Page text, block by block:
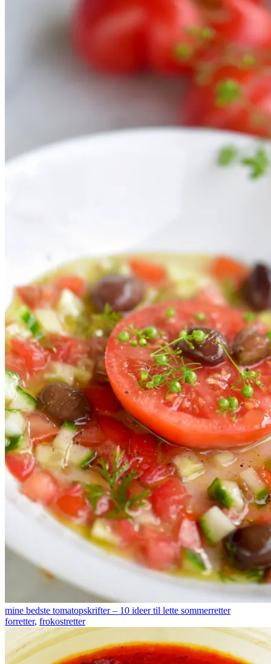
mine bedste tomatopskrifter – 10 ideer til lette sommerretter
forretter, frokostretter